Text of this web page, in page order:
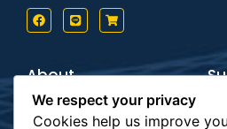
About
Terms & Conditions
Privacy Policy
We respect your privacy
Cookies help us improve